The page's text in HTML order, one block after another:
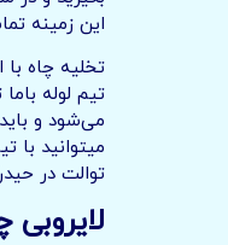
این زمینه
تخلیه چاه
تیم لوله
می‌شود و
میتوانید با
توالت در